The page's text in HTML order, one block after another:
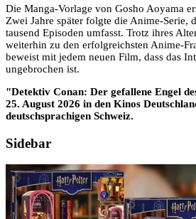
Die Manga-Vorlage von Gosho Aoyama
Zwei Jahre später folgte die Anime-Serie,
tausend Episoden umfasst. Trotz ihres
weiterhin zu den erfolgreichsten Anime-
beweist mit jedem neuen Film, dass das
ungebrochen ist.
"Detektiv Conan: Der gefallene Engel
25. August 2026 in den Kinos
deutschsprachigen Schweiz.
Sidebar